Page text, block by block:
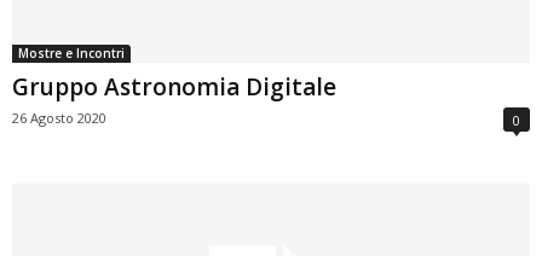
Mostre e Incontri
Gruppo Astronomia Digitale
26 Agosto 2020 0